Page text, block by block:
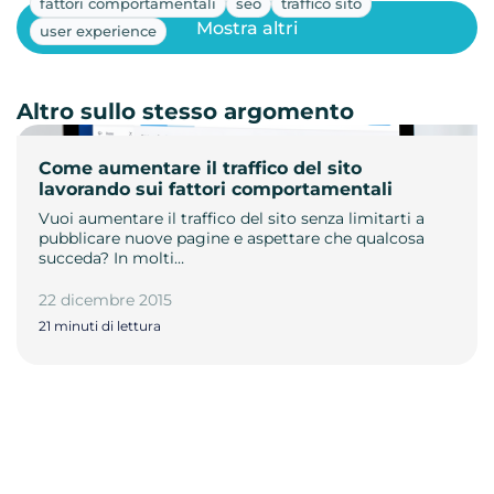
user experience
Come aumentare il traffico del sito
lavorando sui fattori comportamentali
Vuoi aumentare il traffico del sito senza limitarti a
pubblicare nuove pagine e aspettare che qualcosa
succeda? In molti…
22 dicembre 2015
21 minuti di lettura
Mostra altri
Altro sullo stesso argomento